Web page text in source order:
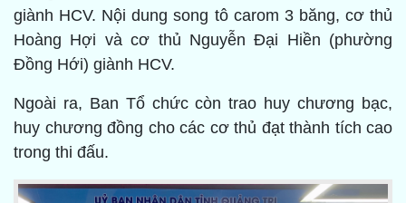
giành HCV. Nội dung song tô carom 3 băng, cơ thủ
Hoàng Hợi và cơ thủ Nguyễn Đại Hiền (phường
Đồng Hới) giành HCV.
Ngoài ra, Ban Tổ chức còn trao huy chương bạc,
huy chương đồng cho các cơ thủ đạt thành tích cao
trong thi đấu.